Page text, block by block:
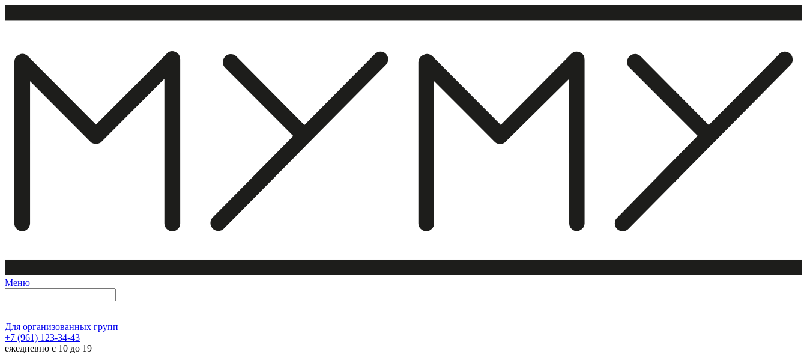
Меню
Для организованных групп
+7 (961) 123-34-43
ежедневно с 10 до 19